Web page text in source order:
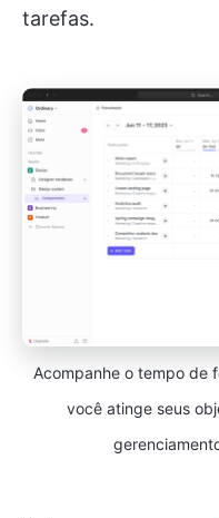
tarefas.
Acompanhe o tempo de
você atinge seus